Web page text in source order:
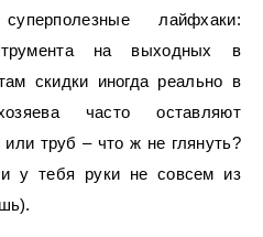
лайфхаки:
на выходных в
скидки иногда реально в
часто оставляют
труб – что ж не глянуть?
у тебя руки не совсем из